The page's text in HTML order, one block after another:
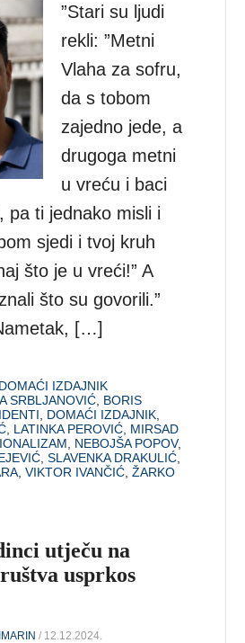
”Stari su ljudi
rekli: ”Metni
Vlaha za sofru,
da s tobom
zajedno jede, a
drugoga metni
u vreću i baci
pa ti jednako misli i
sjedi i tvoj kruh
što je u vreći!” A
što su govorili.”
[…]
DOMAĆI IZDAJNIK
SRBLJANOVIĆ BORIS
DOMAĆI IZDAJNIK
LATINKA PEROVIĆ MIRSAD
NEBOJŠA POPOV,
,SLAVENKA DRAKULIĆ
,VIKTOR IVANČIĆ ,ŽARKO
utječu na
usprkos
/ 12.12.2024.